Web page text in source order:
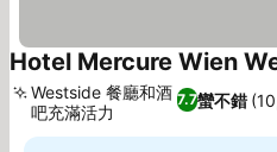
Hotel Mercure Wien
7.7蠻不錯
Westside 餐廳和酒
吧充滿活力